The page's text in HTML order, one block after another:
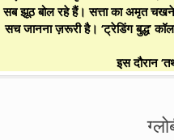
BE
सब झूठ बोल रहे हैं। सत्ता का अमृत
सच जानना ज़रूरी है। ‘ट्रेडिंग बुद्ध’
इस दौरान